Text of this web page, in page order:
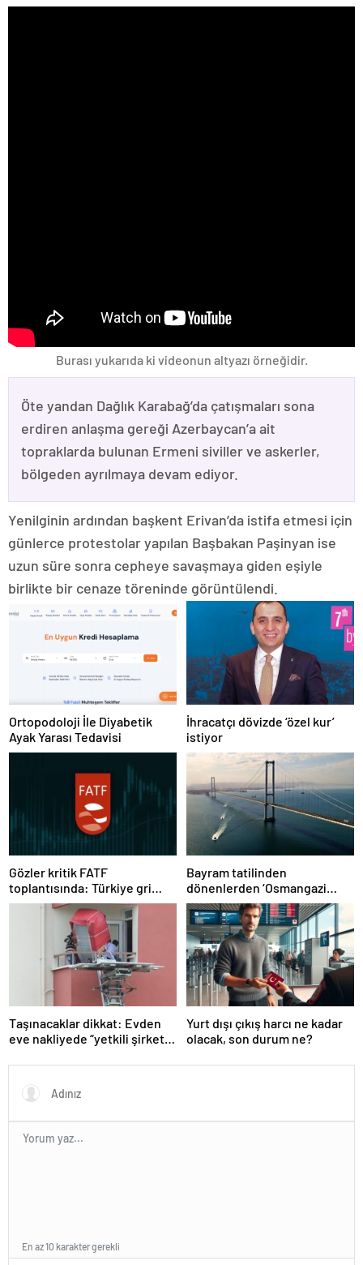
Burası yukarıda ki videonun altyazı örneğidir.
Öte yandan Dağlık Karabağ’da çatışmaları sona
erdiren anlaşma gereği Azerbaycan’a ait
topraklarda bulunan Ermeni siviller ve askerler,
bölgeden ayrılmaya devam ediyor.
Yenilginin ardından başkent Erivan’da istifa etmesi için
günlerce protestolar yapılan Başbakan Paşinyan ise
uzun süre sonra cepheye savaşmaya giden eşiyle
birlikte bir cenaze töreninde görüntülendi.
Ortopodoloji İle Diyabetik
Ayak Yarası Tedavisi
İhracatçı dövizde ‘özel kur’
istiyor
Gözler kritik FATF
toplantısında: Türkiye gri
listeden çıkacak mı?
Bayram tatilinden
dönenlerden ‘Osmangazi
Köprüsü’ isyanı
Taşınacaklar dikkat: Evden
eve nakliyede “yetkili şirket”
Yurt dışı çıkış harcı ne kadar
olacak, son durum ne?
En az 10 karakter gerekli